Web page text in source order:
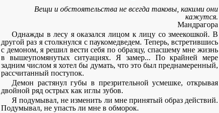
Вещи и обстоятельства не всегда таковы, какими они
кажутся.
Мандрагора
Однажды в лесу я оказался лицом к лицу со змеекошкой. В
другой раз я столкнулся с паукомедведем. Теперь, встретившись
с демоном, я решил вести себя по образцу, спасшему мне жизнь
в вышеупомянутых ситуациях. Я замер... По крайней мере
задним числом я хотел бы думать, что это был преднамеренный,
рассчитанный поступок.
Демон растянул губы в презрительной усмешке, открывая
двойной ряд острых как иглы зубов.
Я подумывал, не изменить ли мне принятый образ действий.
Подумывал, не упасть ли мне в обморок.